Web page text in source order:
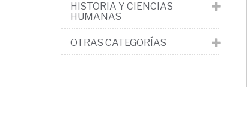
HISTORIA Y CIENCIAS
HUMANAS
OTRAS CATEGORÍAS